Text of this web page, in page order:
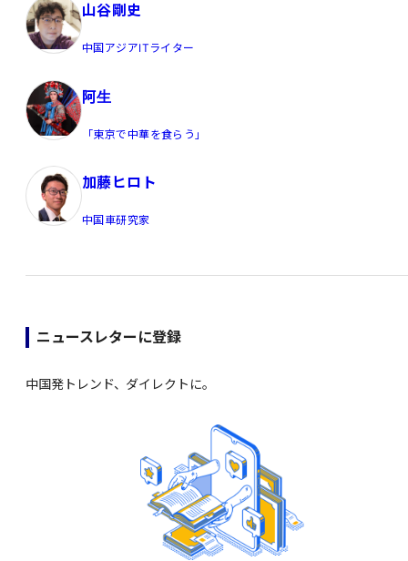
山谷剛史
中国アジアITライター
阿生
「東京で中華を食らう」
加藤ヒロト
中国車研究家
ニュースレターに登録
中国発トレンド、ダイレクトに。